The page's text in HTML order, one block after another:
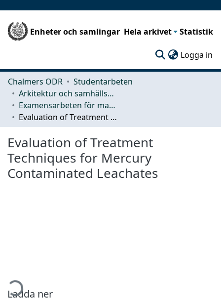
Enheter och samlingar Hela arkivet Statistik
Logga in
Chalmers ODR
Studentarbeten
Arkitektur och samhällsbyggnadsteknik (ACE)
Examensarbeten för masterexamen
Evaluation of Treatment Techniques for Mercury Contaminated Leachates
Evaluation of Treatment
Techniques for Mercury
Contaminated Leachates
Ladda ner